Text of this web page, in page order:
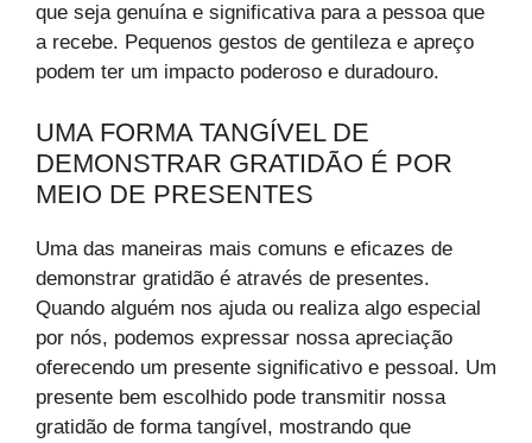
que seja genuína e significativa para a pessoa que
a recebe. Pequenos gestos de gentileza e apreço
podem ter um impacto poderoso e duradouro.
UMA FORMA TANGÍVEL DE
DEMONSTRAR GRATIDÃO É POR
MEIO DE PRESENTES
Uma das maneiras mais comuns e eficazes de
demonstrar gratidão é através de presentes.
Quando alguém nos ajuda ou realiza algo especial
por nós, podemos expressar nossa apreciação
oferecendo um presente significativo e pessoal. Um
presente bem escolhido pode transmitir nossa
gratidão de forma tangível, mostrando que